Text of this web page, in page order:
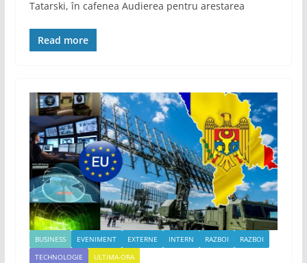
Tatarski, în cafenea Audierea pentru arestarea
Read more
BUSINESS EVENIMENT EXTERNE INTERN RAZBOI
RAZBOI
TECHNOLOGIE
ULTIMA-ORA